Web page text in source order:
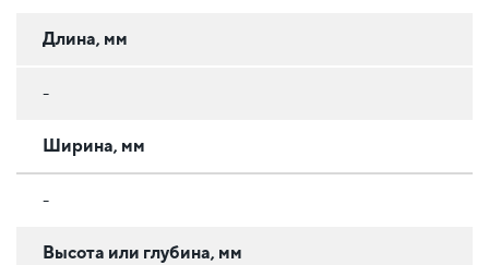
Длина, мм
-
Ширина, мм
-
Высота или глубина, мм